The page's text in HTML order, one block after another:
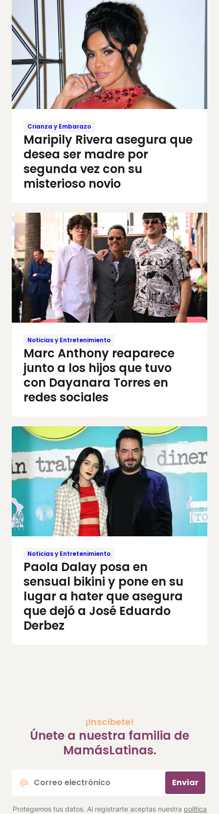
Crianza y Embarazo
Maripily Rivera asegura que
desea ser madre por
segunda vez con su
misterioso novio
Noticias y Entretenimiento
Marc Anthony reaparece
junto a los hijos que tuvo
con Dayanara Torres en
redes sociales
Noticias y Entretenimiento
Paola Dalay posa en
sensual bikini y pone en su
lugar a hater que asegura
que dejó a José Eduardo
Derbez
¡Inscíbete!
Únete a nuestra familia de
MamásLatinas.
electrónico
Enviar
Protegemos tus datos. Al registrarte aceptas nuestra política